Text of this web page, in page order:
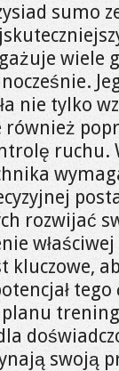
sumo
wiele
nie tylko
również
ruchu.
rozwijać
kluczowe,
swoją